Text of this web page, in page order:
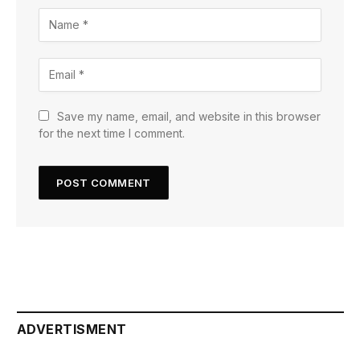
Save my name, email, and website in this browser
for the next time I comment.
ADVERTISMENT